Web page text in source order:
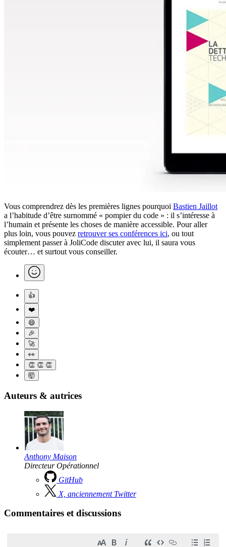
Vous comprendrez dès les premières lignes pourquoi Bastien Jaillot
a l’habitude d’être surnommé « pompier du code » : il s’intéresse à
l’humain et présente les choses de manière accessible. Pour aller
plus loin, vous pouvez retrouver ses conférences ici, ou tout
simplement passer à JoliCode discuter avec lui, il saura vous
écouter… et surtout vous conseiller.
👍
❤️
😄
🎉
🚀
👀
👏 👏 👏
🤯
Auteurs & autrices
Anthony Maison
Directeur Opérationnel
GitHub
X, anciennement Twitter
Commentaires et discussions